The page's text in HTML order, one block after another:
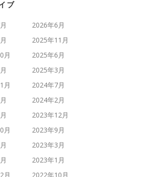
ブ
2026年6月
2025年11月
月
2025年6月
2025年3月
月
2024年7月
2024年2月
2023年12月
月
2023年9月
2023年3月
2023年1月
月
2022年10月